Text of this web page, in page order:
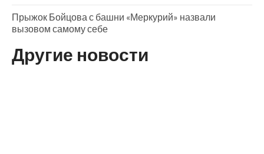
Прыжок Бойцова с башни «Меркурий» назвали
вызовом самому себе
Другие новости